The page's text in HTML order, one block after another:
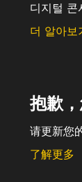
디지털 콘
더 알아보
抱歉
请更新您
了解更多